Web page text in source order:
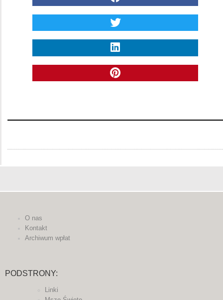
O nas
Kontakt
Archiwum wpłat
PODSTRONY:
Linki